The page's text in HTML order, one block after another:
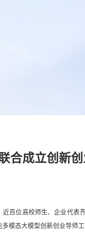
合成立创新
百位高校师生、企业代表
模态大模型创新创业导师工